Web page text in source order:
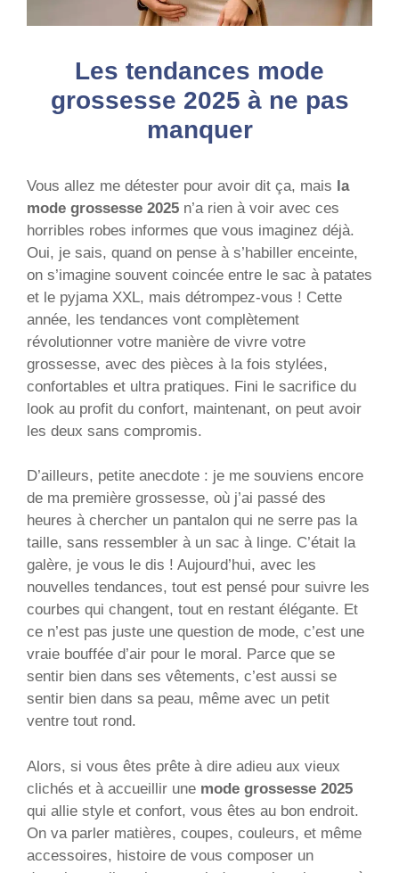
Les tendances mode
grossesse 2025 à ne pas
manquer
Vous allez me détester pour avoir dit ça, mais la
mode grossesse 2025 n’a rien à voir avec ces
horribles robes informes que vous imaginez déjà.
Oui, je sais, quand on pense à s’habiller enceinte,
on s’imagine souvent coincée entre le sac à patates
et le pyjama XXL, mais détrompez-vous ! Cette
année, les tendances vont complètement
révolutionner votre manière de vivre votre
grossesse, avec des pièces à la fois stylées,
confortables et ultra pratiques. Fini le sacrifice du
look au profit du confort, maintenant, on peut avoir
les deux sans compromis.
D’ailleurs, petite anecdote : je me souviens encore
de ma première grossesse, où j’ai passé des
heures à chercher un pantalon qui ne serre pas la
taille, sans ressembler à un sac à linge. C’était la
galère, je vous le dis ! Aujourd’hui, avec les
nouvelles tendances, tout est pensé pour suivre les
courbes qui changent, tout en restant élégante. Et
ce n’est pas juste une question de mode, c’est une
vraie bouffée d’air pour le moral. Parce que se
sentir bien dans ses vêtements, c’est aussi se
sentir bien dans sa peau, même avec un petit
ventre tout rond.
Alors, si vous êtes prête à dire adieu aux vieux
clichés et à accueillir une mode grossesse 2025
qui allie style et confort, vous êtes au bon endroit.
On va parler matières, coupes, couleurs, et même
accessoires, histoire de vous composer un